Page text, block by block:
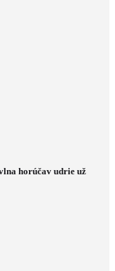
horúčav udrie už